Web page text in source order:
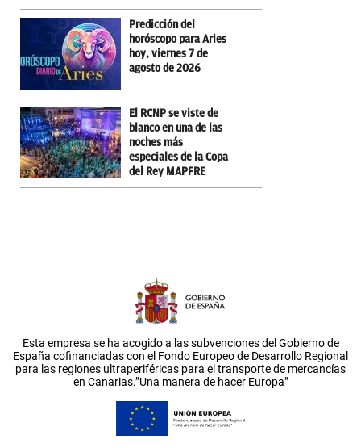
Predicción del
horóscopo para Aries
hoy, viernes 7 de
agosto de 2026
El RCNP se viste de
blanco en una de las
noches más
especiales de la Copa
del Rey MAPFRE
Esta empresa se ha acogido a las subvenciones del Gobierno de
España cofinanciadas con el Fondo Europeo de Desarrollo Regional
para las regiones ultraperiféricas para el transporte de mercancías
en Canarias.”Una manera de hacer Europa”